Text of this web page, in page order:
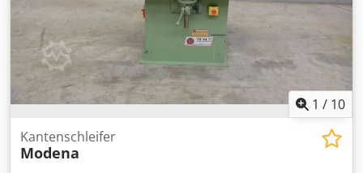
1 / 10
Kantenschleifer
Modena